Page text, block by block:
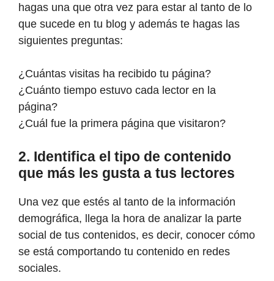
hagas una que otra vez para estar al tanto de lo
que sucede en tu blog y además te hagas las
siguientes preguntas:
¿Cuántas visitas ha recibido tu página?
¿Cuánto tiempo estuvo cada lector en la
página?
¿Cuál fue la primera página que visitaron?
2. Identifica el tipo de contenido
que más les gusta a tus lectores
Una vez que estés al tanto de la información
demográfica, llega la hora de analizar la parte
social de tus contenidos, es decir, conocer cómo
se está comportando tu contenido en redes
sociales.